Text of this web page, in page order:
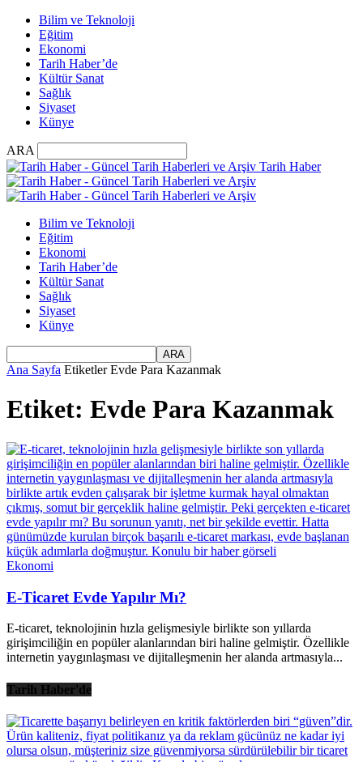
Bilim ve Teknoloji
Eğitim
Ekonomi
Tarih Haber’de
Kültür Sanat
Sağlık
Siyaset
Künye
ARA
Tarih Haber
Bilim ve Teknoloji
Eğitim
Ekonomi
Tarih Haber’de
Kültür Sanat
Sağlık
Siyaset
Künye
Ana Sayfa Etiketler Evde Para Kazanmak
Etiket: Evde Para Kazanmak
Ekonomi
E-Ticaret Evde Yapılır Mı?
E-ticaret, teknolojinin hızla gelişmesiyle birlikte son yıllarda
girişimciliğin en popüler alanlarından biri haline gelmiştir. Özellikle
internetin yaygınlaşması ve dijitalleşmenin her alanda artmasıyla...
Tarih Haber'de